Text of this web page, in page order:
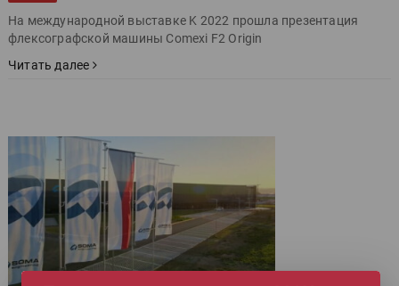
На международной выставке K 2022 прошла презентация
флексографской машины Comexi F2 Origin
Читать далее